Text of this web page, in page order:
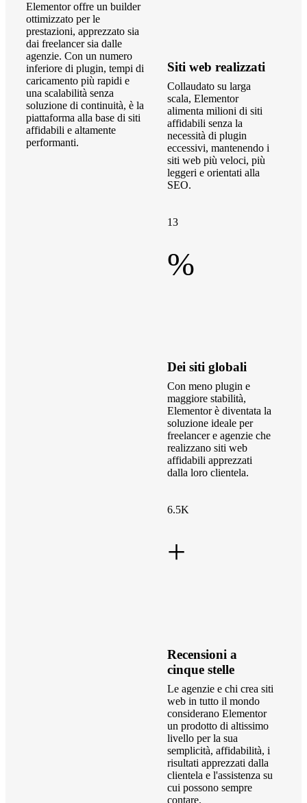
Elementor offre un builder
ottimizzato per le
prestazioni, apprezzato sia
dai freelancer sia dalle
agenzie. Con un numero
inferiore di plugin, tempi di
caricamento più rapidi e
una scalabilità senza
soluzione di continuità, è la
piattaforma alla base di siti
affidabili e altamente
performanti.
Siti web realizzati
Collaudato su larga
scala, Elementor
alimenta milioni di siti
affidabili senza la
necessità di plugin
eccessivi, mantenendo i
siti web più veloci, più
leggeri e orientati alla
SEO.
13
%
Dei siti globali
Con meno plugin e
maggiore stabilità,
Elementor è diventata la
soluzione ideale per
freelancer e agenzie che
realizzano siti web
affidabili apprezzati
dalla loro clientela.
6.5K
+
Recensioni a
cinque stelle
Le agenzie e chi crea siti
web in tutto il mondo
considerano Elementor
un prodotto di altissimo
livello per la sua
semplicità, affidabilità, i
risultati apprezzati dalla
clientela e l'assistenza su
cui possono sempre
contare.